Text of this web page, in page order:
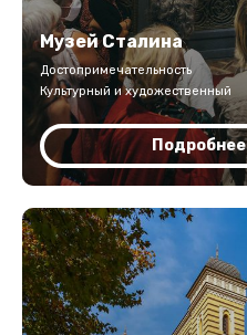
Музей Сталина
Достопримечательность
Культурный и художественный
Подробнее